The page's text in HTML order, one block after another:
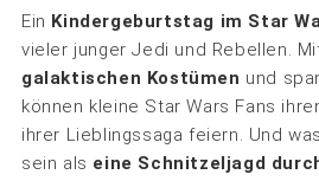
Ein Kindergeburtstag im Star
vieler junger Jedi und Rebellen.
galaktischen Kostümen und
können kleine Star Wars Fans
ihrer Lieblingssaga feiern. Und
sein als eine Schnitzeljagd